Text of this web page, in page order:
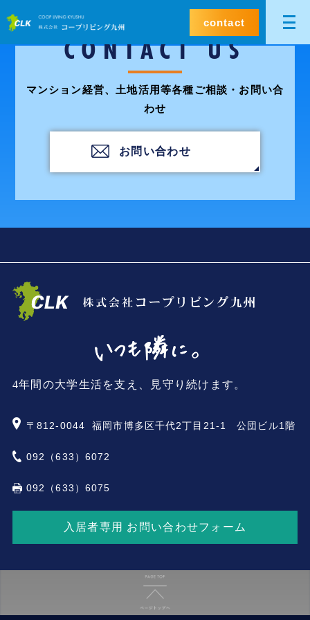
contact
CONTACT US
マンション経営、土地活用等各種ご相談・お問い合
わせ
お問い合わせ
4年間の大学生活を支え、見守り続けます。
〒812-0044 福岡市博多区千代2丁目21-1 公団ビル1階
092（633）6072
092（633）6075
入居者専用 お問い合わせフォーム